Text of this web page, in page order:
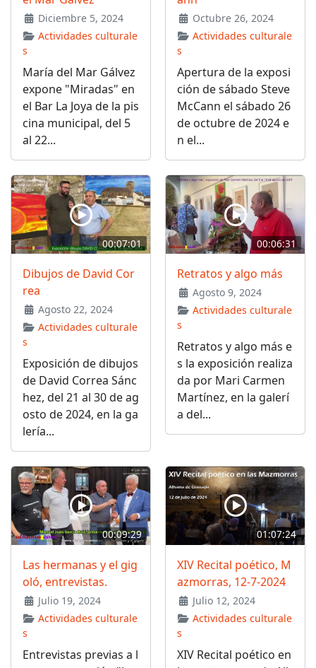
Diciembre 5, 2024
Actividades culturale
s
María del Mar Gálvez
expone "Miradas" en
el Bar La Joya de la pis
cina municipal, del 5
al 22...
Octubre 26, 2024
Actividades culturale
s
Apertura de la exposi
ción de sábado Steve
McCann el sábado 26
de octubre de 2024 e
n el...
00:07:01
Dibujos de David Cor
rea
Agosto 22, 2024
Actividades culturale
s
Exposición de dibujos
de David Correa Sánc
hez, del 21 al 30 de ag
osto de 2024, en la ga
lería...
00:06:31
Retratos y algo más
Agosto 9, 2024
Actividades culturale
s
Retratos y algo más e
s la exposición realiza
da por Mari Carmen
Martínez, en la galerí
a del...
00:09:29
Las hermanas y el gig
oló, entrevistas.
Julio 19, 2024
Actividades culturale
s
Entrevistas previas a l
01:07:24
XIV Recital poético, M
azmorras, 12-7-2024
Julio 12, 2024
Actividades culturale
s
XIV Recital poético en